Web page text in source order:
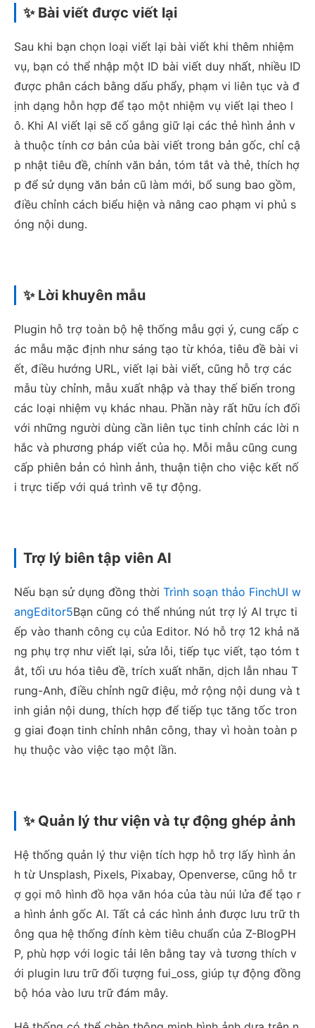
✨ Bài viết được viết lại
Sau khi bạn chọn loại viết lại bài viết khi thêm nhiệm
vụ, bạn có thể nhập một ID bài viết duy nhất, nhiều ID
được phân cách bằng dấu phẩy, phạm vi liên tục và đ
ịnh dạng hỗn hợp để tạo một nhiệm vụ viết lại theo l
ô. Khi AI viết lại sẽ cố gắng giữ lại các thẻ hình ảnh v
à thuộc tính cơ bản của bài viết trong bản gốc, chỉ cậ
p nhật tiêu đề, chính văn bản, tóm tắt và thẻ, thích hợ
p để sử dụng văn bản cũ làm mới, bổ sung bao gồm,
điều chỉnh cách biểu hiện và nâng cao phạm vi phủ s
óng nội dung.
✨ Lời khuyên mẫu
Plugin hỗ trợ toàn bộ hệ thống mẫu gợi ý, cung cấp c
ác mẫu mặc định như sáng tạo từ khóa, tiêu đề bài vi
ết, điều hướng URL, viết lại bài viết, cũng hỗ trợ các
mẫu tùy chỉnh, mẫu xuất nhập và thay thế biến trong
các loại nhiệm vụ khác nhau. Phần này rất hữu ích đối
với những người dùng cần liên tục tinh chỉnh các lời n
hắc và phương pháp viết của họ. Mỗi mẫu cũng cung
cấp phiên bản có hình ảnh, thuận tiện cho việc kết nố
i trực tiếp với quá trình vẽ tự động.
Trợ lý biên tập viên AI
Nếu bạn sử dụng đồng thời Trình soạn thảo FinchUI w
angEditor5Bạn cũng có thể nhúng nút trợ lý AI trực ti
ếp vào thanh công cụ của Editor. Nó hỗ trợ 12 khả nă
ng phụ trợ như viết lại, sửa lỗi, tiếp tục viết, tạo tóm t
ắt, tối ưu hóa tiêu đề, trích xuất nhãn, dịch lẫn nhau T
rung-Anh, điều chỉnh ngữ điệu, mở rộng nội dung và t
inh giản nội dung, thích hợp để tiếp tục tăng tốc tron
g giai đoạn tinh chỉnh nhân công, thay vì hoàn toàn p
hụ thuộc vào việc tạo một lần.
✨ Quản lý thư viện và tự động ghép ảnh
Hệ thống quản lý thư viện tích hợp hỗ trợ lấy hình ản
h từ Unsplash, Pixels, Pixabay, Openverse, cũng hỗ tr
ợ gọi mô hình đồ họa văn hóa của tàu núi lửa để tạo r
a hình ảnh gốc AI. Tất cả các hình ảnh được lưu trữ th
ông qua hệ thống đính kèm tiêu chuẩn của Z-BlogPH
P, phù hợp với logic tải lên bằng tay và tương thích v
ới plugin lưu trữ đối tượng fui_oss, giúp tự động đồng
bộ hóa vào lưu trữ đám mây.